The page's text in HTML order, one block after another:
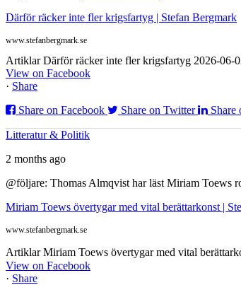
Därför räcker inte fler krigsfartyg | Stefan Bergmark
www.stefanbergmark.se
Artiklar Därför räcker inte fler krigsfartyg 2026-06-
View on Facebook
· Share
Share on Facebook
Share on Twitter Share
Litteratur & Politik
2 months ago
@följare: Thomas Almqvist har läst Miriam Toews
Miriam Toews övertygar med vital berättarkonst |
www.stefanbergmark.se
Artiklar Miriam Toews övertygar med vital
View on Facebook
· Share